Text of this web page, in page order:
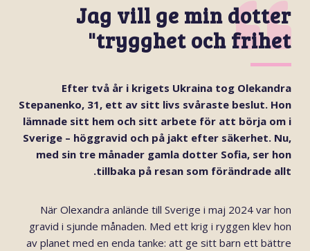
Jag vill ge min dotter
trygghet och frihet"
Efter två år i krigets Ukraina tog Olekandra
Stepanenko, 31, ett av sitt livs svåraste beslut. Hon
lämnade sitt hem och sitt arbete för att börja om i
Sverige – höggravid och på jakt efter säkerhet. Nu,
med sin tre månader gamla dotter Sofia, ser hon
tillbaka på resan som förändrade allt.
När Olexandra anlände till Sverige i maj 2024 var hon
gravid i sjunde månaden. Med ett krig i ryggen klev hon
av planet med en enda tanke: att ge sitt barn ett bättre